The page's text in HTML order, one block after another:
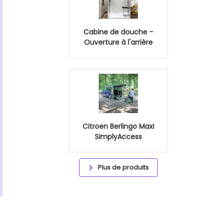
Cabine de douche -
Ouverture à l'arrière
Citroen Berlingo Maxi
SimplyAccess
Plus de produits